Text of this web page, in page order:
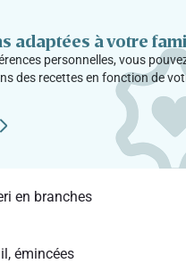
adaptées à votre
personnelles, vous
des recettes en fonction de
en branches
émincées